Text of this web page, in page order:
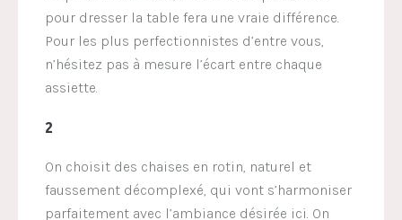
pour dresser la table fera une vraie différence.
Pour les plus perfectionnistes d’entre vous,
n’hésitez pas à mesure l’écart entre chaque
assiette.
2
On choisit des chaises en rotin, naturel et
faussement décomplexé, qui vont s’harmoniser
parfaitement avec l’ambiance désirée ici. On